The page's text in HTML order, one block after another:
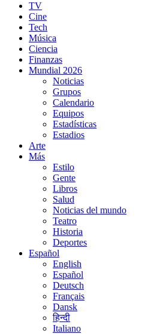
TV
Cine
Tech
Música
Ciencia
Finanzas
Mundial 2026
Noticias
Grupos
Calendario
Equipos
Estadísticas
Estadios
Arte
Más
Estilo
Gente
Libros
Salud
Noticias del mundo
Teatro
Historia
Deportes
Español
English
Español
Deutsch
Français
Dansk
हिन्दी
Italiano